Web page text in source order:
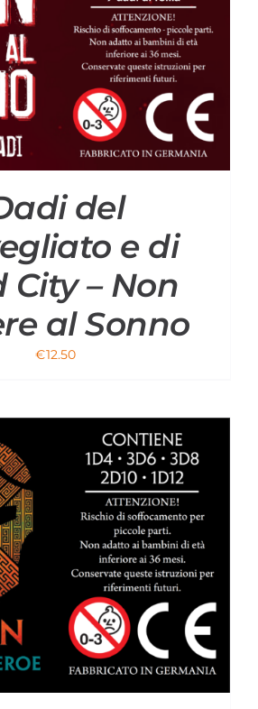
Carrello
del
e di
City – Non
al Sonno
€12.50